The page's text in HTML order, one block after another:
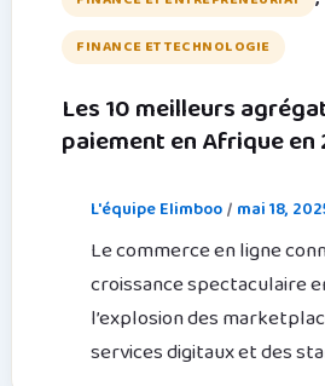
FINANCE ET TECHNOLOGIE
Les 10 meilleurs
paiement en Afrique en
L'équipe Elimboo/ mai 18,
Le commerce en ligne
croissance spectaculaire
l’explosion des
services digitaux et des